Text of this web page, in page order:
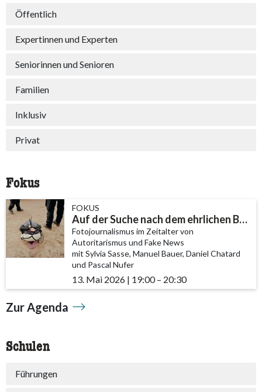
Öffentlich
Expertinnen und Experten
Seniorinnen und Senioren
Familien
Inklusiv
Privat
Fokus
FOKUS
Auf der Suche nach dem ehrlichen Bild
Fotojournalismus im Zeitalter von
Autoritarismus und Fake News
mit Sylvia Sasse, Manuel Bauer, Daniel Chatard
und Pascal Nufer
13. Mai 2026 | 19:00accessibility.time_to
– 20:30
Zur Agenda
Schulen
Führungen